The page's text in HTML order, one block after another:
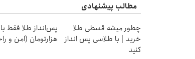
مطالب پیشنهادی
چطور میشه قسطی طلا
خرید | با طلاسی پس انداز
کنید
هزارتومان (امن و